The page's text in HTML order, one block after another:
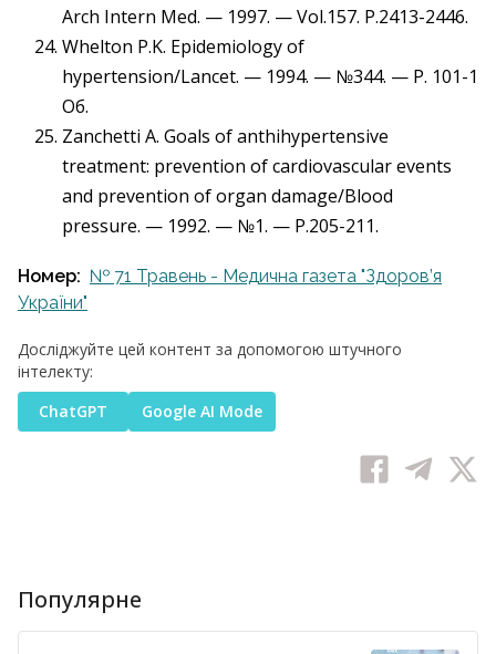
Arch Intern Med. — 1997. — Vol.157. P.2413-2446.
Whelton P.K. Epidemiology of
hypertension/Lancet. — 1994. — №344. — P. 101-1
Об.
Zanchetti A. Goals of anthihypertensive
treatment: prevention of cardiovascular events
and prevention of organ damage/Blood
pressure. — 1992. — №1. — P.205-211.
Номер: № 71 Травень - Медична газета "Здоров’я
України"
Досліджуйте цей контент за допомогою штучного
інтелекту:
ChatGPT
Google AI Mode
Популярне